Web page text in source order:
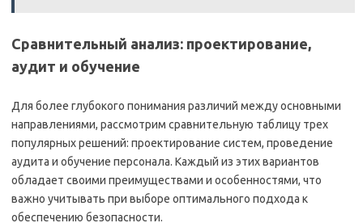
Сравнительный анализ: проектирование,
аудит и обучение
Для более глубокого понимания различий между основными
направлениями, рассмотрим сравнительную таблицу трех
популярных решений: проектирование систем, проведение
аудита и обучение персонала. Каждый из этих вариантов
обладает своими преимуществами и особенностями, что
важно учитывать при выборе оптимального подхода к
обеспечению безопасности.